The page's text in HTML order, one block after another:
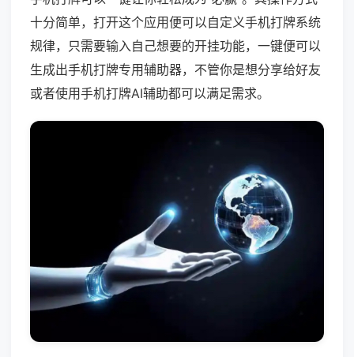
十分简单，打开这个应用便可以自定义手机打牌系统
规律，只需要输入自己想要的开挂功能，一键便可以
生成出手机打牌专用辅助器，不管你是想分享给好友
或者使用手机打牌AI辅助都可以满足需求。